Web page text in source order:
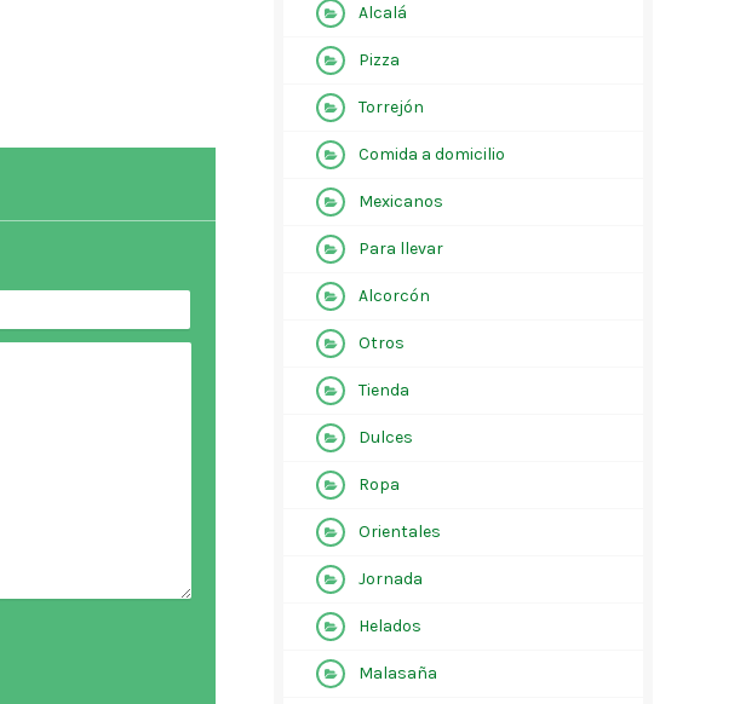
Alcalá
Pizza
Torrejón
Comida a domicilio
Mexicanos
Para llevar
Alcorcón
Otros
Tienda
Dulces
Ropa
Orientales
Jornada
Helados
Malasaña